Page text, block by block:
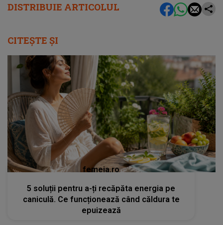
DISTRIBUIE ARTICOLUL
CITEȘTE ȘI
femeia.ro
5 soluții pentru a-ți recăpăta energia pe
caniculă. Ce funcționează când căldura te
epuizează